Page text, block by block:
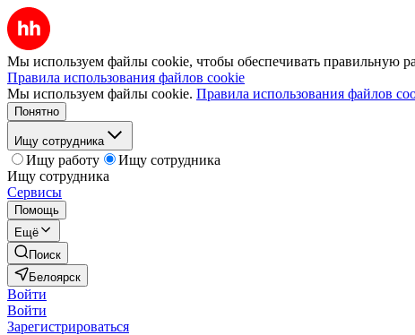
Мы используем файлы cookie, чтобы обеспечивать правильную
Правила использования файлов cookie
Мы используем файлы cookie. Правила использования файлов
Понятно
Ищу сотрудника
Ищу работу
Ищу сотрудника
Ищу сотрудника
Сервисы
Помощь
Ещё
Поиск
Белоярск
Войти
Войти
Зарегистрироваться